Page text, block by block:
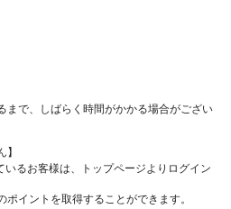
まで、しばらく時間がかかる場合がござい
るお客様は、トップページよりログイン
イントを取得することができます。